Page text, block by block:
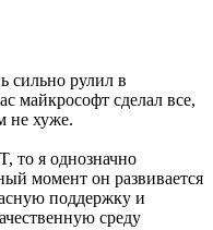
сильно рулил в
майкрософт сделал все,
не хуже.
то я однозначно
момент он развивается
поддержку и
среду